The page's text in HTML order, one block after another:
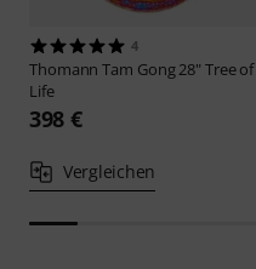
4
ThomannTam Gong 28" Tree of
Life
398 €
Vergleichen